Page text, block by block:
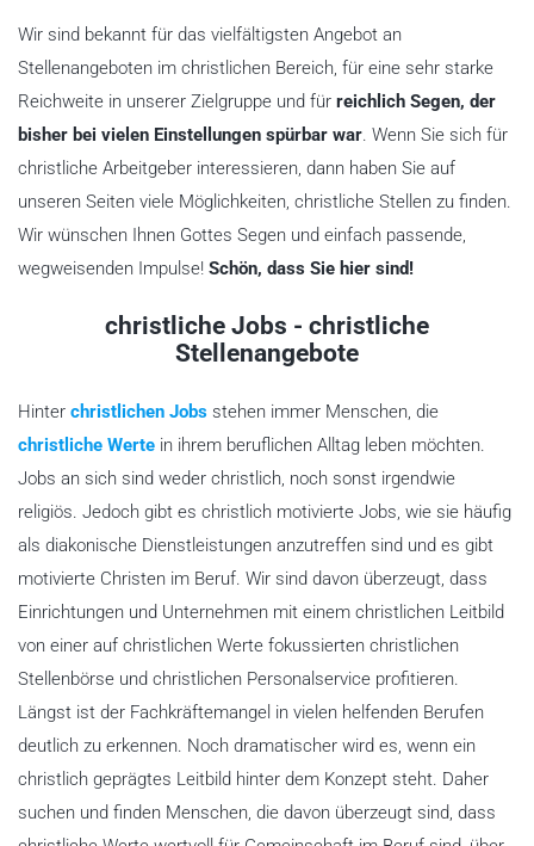
Wir sind bekannt für das vielfältigsten Angebot an
Stellenangeboten im christlichen Bereich, für eine sehr starke
Reichweite in unserer Zielgruppe und für reichlich Segen, der
bisher bei vielen Einstellungen spürbar war . Wenn Sie sich für
christliche Arbeitgeber interessieren, dann haben Sie auf
unseren Seiten viele Möglichkeiten, christliche Stellen zu finden.
Wir wünschen Ihnen Gottes Segen und einfach passende,
wegweisenden Impulse! Schön, dass Sie hier sind!
christliche Jobs - christliche
Stellenangebote
Hinter christlichen Jobs stehen immer Menschen, die
christliche Werte in ihrem beruflichen Alltag leben möchten.
Jobs an sich sind weder christlich, noch sonst irgendwie
religiös. Jedoch gibt es christlich motivierte Jobs, wie sie häufig
als diakonische Dienstleistungen anzutreffen sind und es gibt
motivierte Christen im Beruf. Wir sind davon überzeugt, dass
Einrichtungen und Unternehmen mit einem christlichen Leitbild
von einer auf christlichen Werte fokussierten christlichen
Stellenbörse und christlichen Personalservice profitieren.
Längst ist der Fachkräftemangel in vielen helfenden Berufen
deutlich zu erkennen. Noch dramatischer wird es, wenn ein
christlich geprägtes Leitbild hinter dem Konzept steht. Daher
suchen und finden Menschen, die davon überzeugt sind, dass